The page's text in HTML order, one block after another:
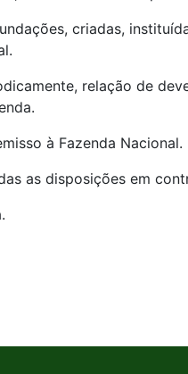
criadas,
relação de
à Fazenda Nacional.
as disposições em